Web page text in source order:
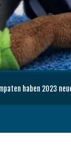
haben 2023